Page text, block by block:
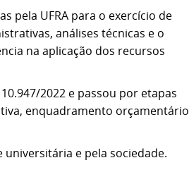
pela UFRA para o exercício de
análises técnicas e o
na aplicação dos recursos
2022 e passou por etapas
enquadramento orçamentário
universitária e pela sociedade.